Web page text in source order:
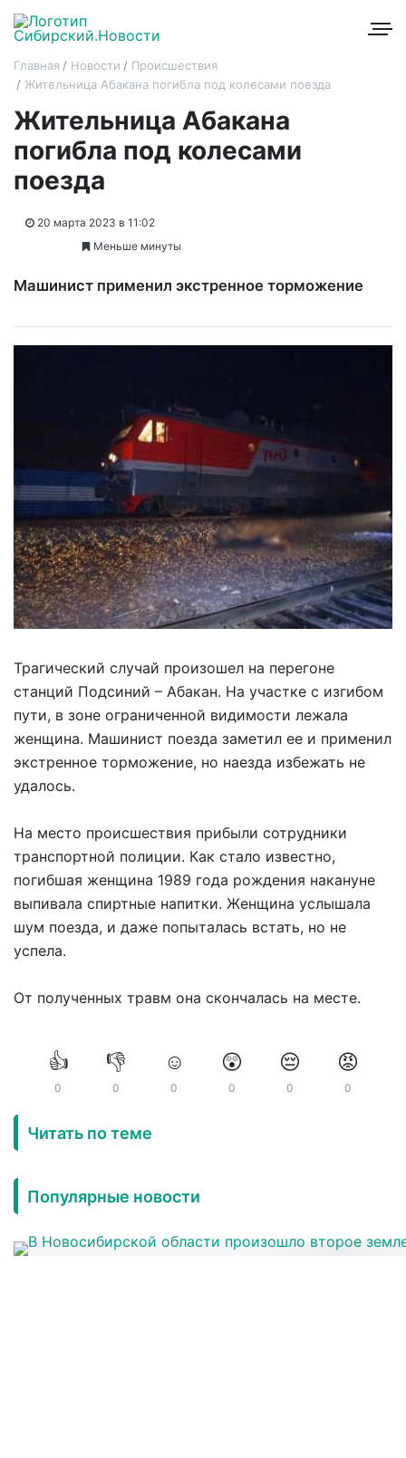
Главная Новости
Происшествия
Жительница Абакана погибла под колесами поезда
Жительница Абакана
погибла под колесами
поезда
20 марта 2023 в 11:02
Меньше минуты
Машинист применил экстренное торможение
Трагический случай произошел на перегоне
станций Подсиний – Абакан. На участке с изгибом
пути, в зоне ограниченной видимости лежала
женщина. Машинист поезда заметил ее и применил
экстренное торможение, но наезда избежать не
удалось.
На место происшествия прибыли сотрудники
транспортной полиции. Как стало известно,
погибшая женщина 1989 года рождения накануне
выпивала спиртные напитки. Женщина услышала
шум поезда, и даже попыталась встать, но не
успела.
От полученных травм она скончалась на месте.
👍
0
👎
0
☺️
0
😲
0
😔
0
😡
0
Читать по теме
Популярные новости